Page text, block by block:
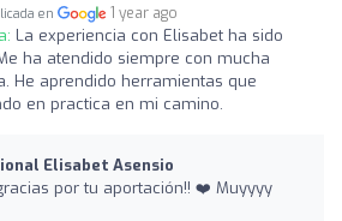
en 1 year ago
La experiencia con Elisabet ha sido
ha atendido siempre con mucha
He aprendido herramientas que
en practica en mi camino.
Elisabet Asensio
por tu aportación!! ❤️ Muyyyy